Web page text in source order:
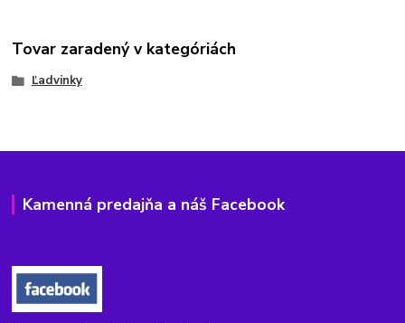
Tovar zaradený v kategóriách
Ľadvinky
Kamenná predajňa a náš Facebook